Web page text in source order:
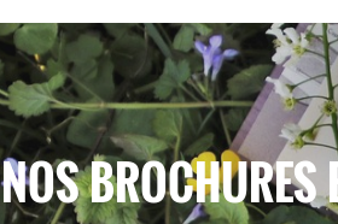
NOS BROCHURES